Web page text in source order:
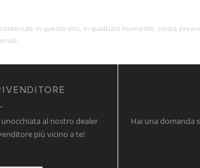
in questo sito, in qualsiasi momento, senza
unocchiata al nostro dealer
più vicino a te!
Hai una domanda